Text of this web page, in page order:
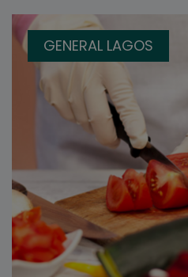
GENERAL LAGOS